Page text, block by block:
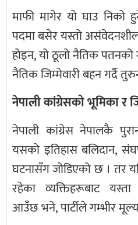
माफी मागेर यो घाउ निको
पदमा बसेर यस्तो असंवेदनशील
होइन, यो ठूलो नैतिक
नैतिक जिम्मेवारी बहन गर्दै
नेपाली कांग्रेसको भूमिका र
नेपाली कांग्रेस नेपालकै
यसको इतिहास बलिदान,
घटनासँग जोडिएको छ । तर
रहेका व्यक्तिहरूबाट
आउँछ भने, पार्टीले गम्भीर